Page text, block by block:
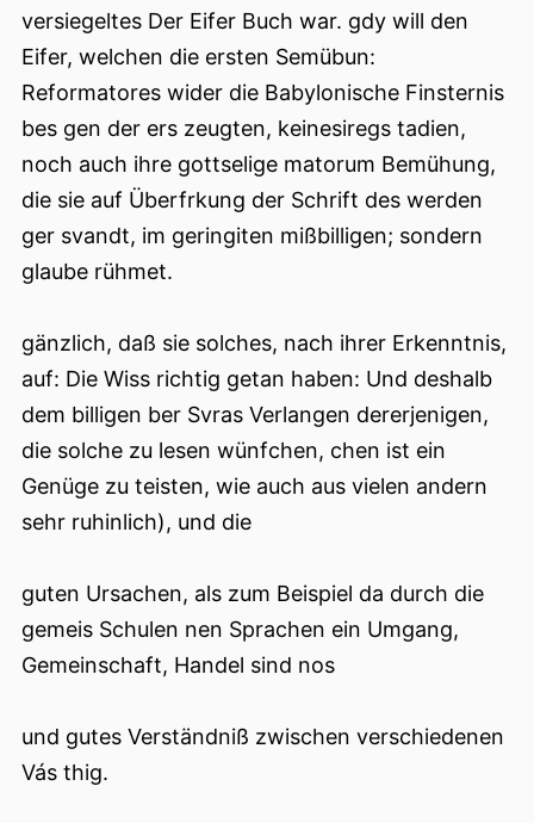
versiegeltes Der Eifer Buch war. gdy will den
Eifer, welchen die ersten Semübun:
Reformatores wider die Babylonische Finsternis
bes gen der ers zeugten, keinesiregs tadien,
noch auch ihre gottselige matorum Bemühung,
die sie auf Überfrkung der Schrift des werden
ger svandt, im geringiten mißbilligen; sondern
glaube rühmet.
gänzlich, daß sie solches, nach ihrer Erkenntnis,
auf: Die Wiss richtig getan haben: Und deshalb
dem billigen ber Svras Verlangen dererjenigen,
die solche zu lesen wünfchen, chen ist ein
Genüge zu teisten, wie auch aus vielen andern
sehr ruhinlich), und die
guten Ursachen, als zum Beispiel da durch die
gemeis Schulen nen Sprachen ein Umgang,
Gemeinschaft, Handel sind nos
und gutes Verständniß zwischen verschiedenen
Vás thig.